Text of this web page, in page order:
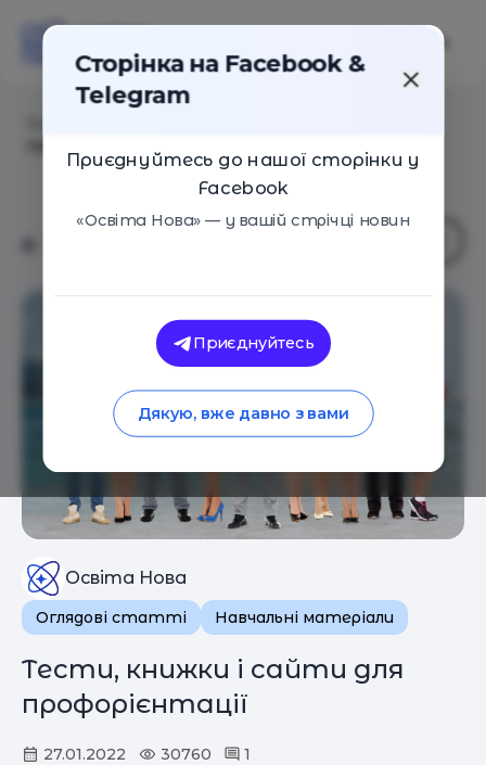
Освіта Нова
Оглядові статті Навчальні матеріали
Тести, книжки і сайти для
профорієнтації
27.01.2022 30760 1
Сторінка на Facebook &
Telegram
Приєднуйтесь до нашої сторінки у
Facebook
«Освіта Нова» — у вашій стрічці новин
Приєднуйтесь
Дякую, вже давно з вами